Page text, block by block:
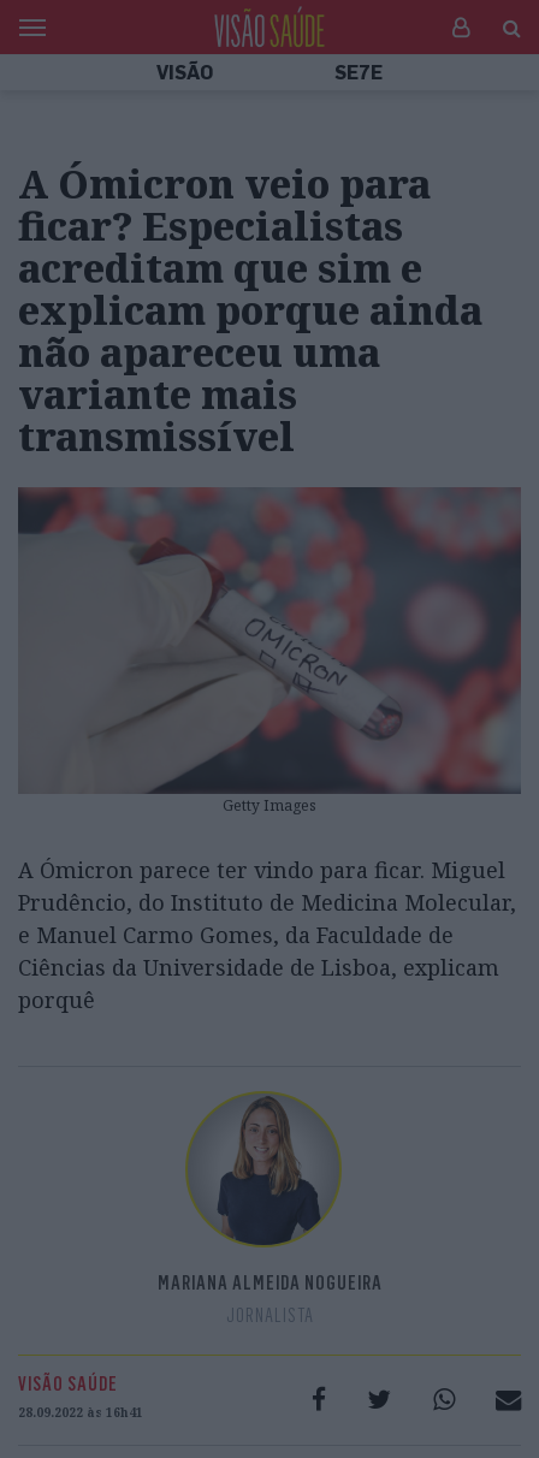
VISÃO SE7E
A Ómicron veio para
ficar? Especialistas
acreditam que sim e
explicam porque ainda
não apareceu uma
variante mais
transmissível
Getty Images
A Ómicron parece ter vindo para ficar. Miguel
Prudêncio, do Instituto de Medicina Molecular,
e Manuel Carmo Gomes, da Faculdade de
Ciências da Universidade de Lisboa, explicam
porquê
MARIANA ALMEIDA NOGUEIRA
JORNALISTA
VISÃO SAÚDE
28.09.2022 às 16h41